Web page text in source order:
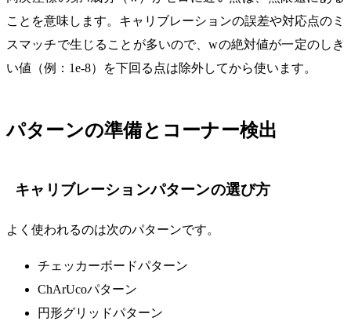
ことを意味します。キャリブレーションの誤差や対応点のミ
スマッチで生じることが多いので、wの絶対値が一定のしき
い値（例：1e-8）を下回る点は除外してから使います。
パターンの準備とコーナー検出
キャリブレーションパターンの選び方
よく使われるのは次のパターンです。
チェッカーボードパターン
ChArUcoパターン
円形グリッドパターン